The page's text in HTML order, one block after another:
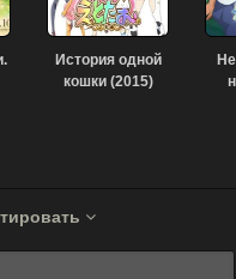
История одной
кошки (2015)